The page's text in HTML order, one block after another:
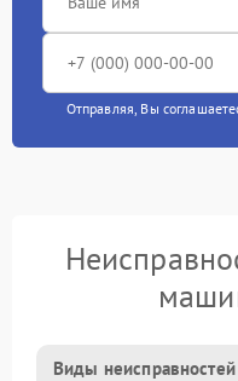
Отправляя, Вы
Виды неисправностей